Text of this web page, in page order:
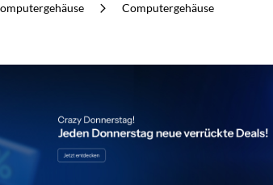
Computergehäuse